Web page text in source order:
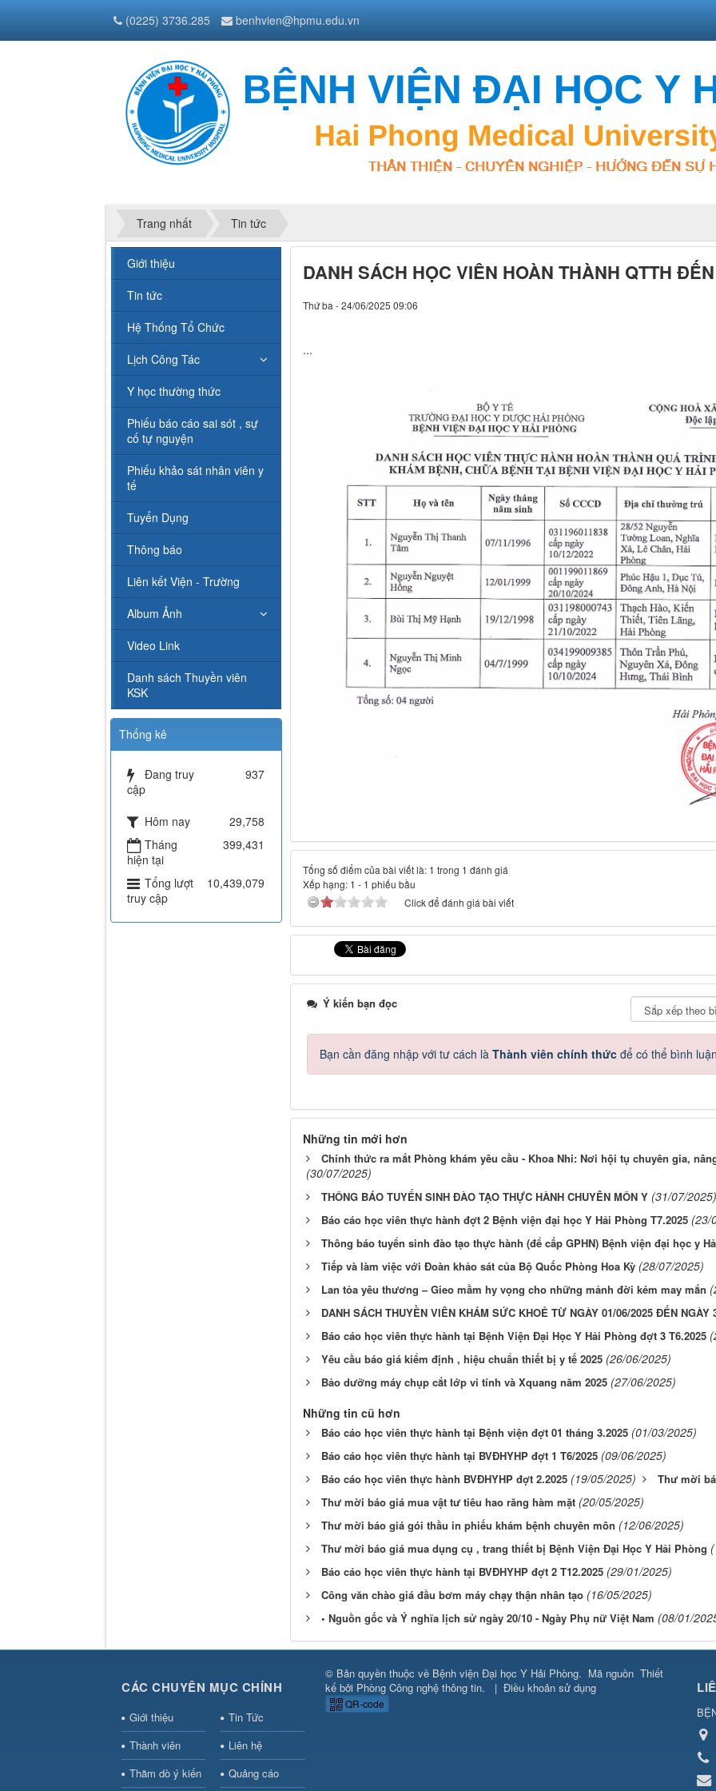
(0225) 3736.285 benhvien@hpmu.edu.vn
Trang nhất Tin tức
DANH SÁCH HỌC VIÊN HOÀN THÀNH QTTH
Thứ ba - 24/06/2025 09:06
...
Tổng số điểm của bài viết là: 1 trong 1 đánh giá
Xếp hạng: 1 - 1 phiếu bầu
Click để đánh giá bài viết
Ý kiến bạn đọc
Bạn cần đăng nhập với tư cách là Thành viên chính thứcđể có thể bình
Những tin mới hơn
Chính thức ra mắt Phòng khám yêu cầu - Khoa Nhi: Nơi hội tụ chuyên gia,
(30/07/2025)
THÔNG BÁO TUYỂN SINH ĐÀO TẠO THỰC HÀNH CHUYÊN MÔN Y (31/07/2025)
Báo cáo học viên thực hành đợt 2 Bệnh viện đại học Y Hải Phòng T7.2025 (23/
Thông báo tuyển sinh đào tạo thực hành (để cấp GPHN) Bệnh viện đại học y
Tiếp và làm việc với Đoàn khảo sát của Bộ Quốc Phòng Hoa Kỳ (28/07/2025)
Lan tỏa yêu thương – Gieo mầm hy vọng cho những mảnh đời kém may mắn
DANH SÁCH THUYỀN VIÊN KHÁM SỨC KHOẺ TỪ NGÀY 01/06/2025 ĐẾN NGÀY
Báo cáo học viên thực hành tại Bệnh Viện Đại Học Y Hải Phòng đợt 3 T6.2025
Yêu cầu báo giá kiểm định , hiệu chuẩn thiết bị y tế 2025 (26/06/2025)
Bảo dưỡng máy chụp cắt lớp vi tính và Xquang năm 2025 (27/06/2025)
Những tin cũ hơn
Báo cáo học viên thực hành tại Bệnh viện đợt 01 tháng 3.2025 (01/03/2025)
Báo cáo học viên thực hành tại BVĐHYHP đợt 1 T6/2025 (09/06/2025)
Báo cáo học viên thực hành BVĐHYHP đợt 2.2025 (19/05/2025)
Thư mời
Thư mời báo giá mua vật tư tiêu hao răng hàm mặt (20/05/2025)
Thư mời báo giá gói thầu in phiếu khám bệnh chuyên môn (12/06/2025)
Thư mời báo giá mua dụng cụ , trang thiết bị Bệnh Viện Đại Học Y Hải Phòng
Báo cáo học viên thực hành tại BVĐHYHP đợt 2 T12.2025 (29/01/2025)
Công văn chào giá đầu bơm máy chạy thận nhân tạo (16/05/2025)
• Nguồn gốc và Ý nghĩa lịch sử ngày 20/10 - Ngày Phụ nữ Việt Nam (08/01/
Giới thiệu
Tin tức
Hệ Thống Tổ Chức
Lịch Công Tác
Y học thường thức
Phiếu báo cáo sai sót , sự
cố tự nguyện
Phiếu khảo sát nhân viên y
tế
Tuyển Dụng
Thông báo
Liên kết Viện - Trường
Album Ảnh
Video Link
Danh sách Thuyền viên
KSK
Thống kê
Đang truy
cập
937
Hôm nay
29,758
Tháng
hiện tại
399,431
Tổng lượt
truy cập
10,439,079
CÁC CHUYÊN MỤC CHÍNH
Giới thiệu
Tin Tức
Thành viên
Liên hệ
Thăm dò ý kiến
Quảng cáo
© Bản quyền thuộc về Bệnh viện Đại học Y Hải Phòng. Mã nguồn Thiết
kế bởi Phòng Công nghệ thông tin. | Điều khoản sử dụng
QR-code